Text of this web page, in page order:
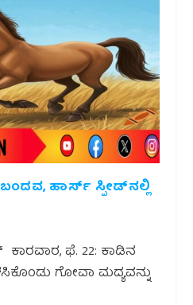
ಹಾರ್ಸ್ ಸ್ಪೀಡ್‌ನಲ್ಲಿ
ಫೆ. 22: ಕಾಡಿನ
ಗೋವಾ ಮದ್ಯವನ್ನು